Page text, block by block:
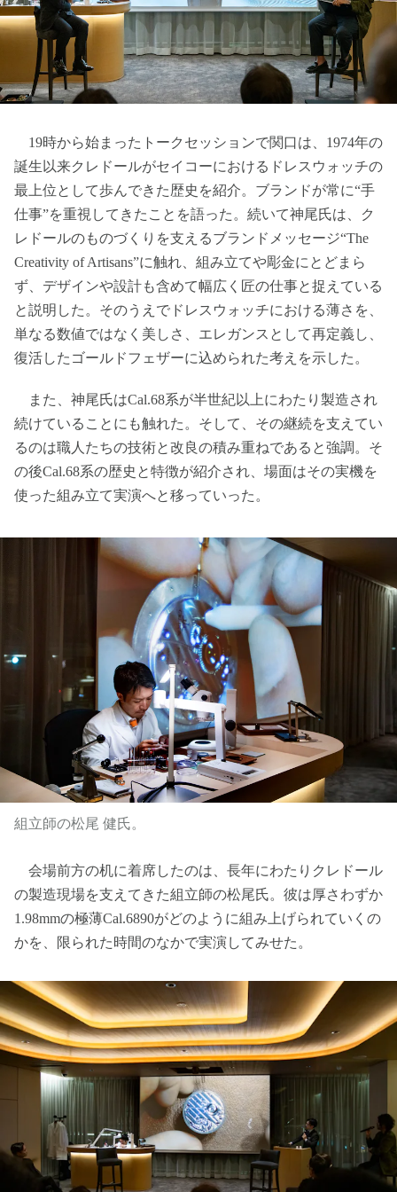
19時から始まったトークセッションで関口は、1974年の
誕生以来クレドールがセイコーにおけるドレスウォッチの
最上位として歩んできた歴史を紹介。ブランドが常に“手
仕事”を重視してきたことを語った。続いて神尾氏は、ク
レドールのものづくりを支えるブランドメッセージ“The
Creativity of Artisans”に触れ、組み立てや彫金にとどまら
ず、デザインや設計も含めて幅広く匠の仕事と捉えている
と説明した。そのうえでドレスウォッチにおける薄さを、
単なる数値ではなく美しさ、エレガンスとして再定義し、
復活したゴールドフェザーに込められた考えを示した。
また、神尾氏はCal.68系が半世紀以上にわたり製造され
続けていることにも触れた。そして、その継続を支えてい
るのは職人たちの技術と改良の積み重ねであると強調。そ
の後Cal.68系の歴史と特徴が紹介され、場面はその実機を
使った組み立て実演へと移っていった。
組立師の松尾 健氏。
会場前方の机に着席したのは、長年にわたりクレドール
の製造現場を支えてきた組立師の松尾氏。彼は厚さわずか
1.98mmの極薄Cal.6890がどのように組み上げられていくの
かを、限られた時間のなかで実演してみせた。